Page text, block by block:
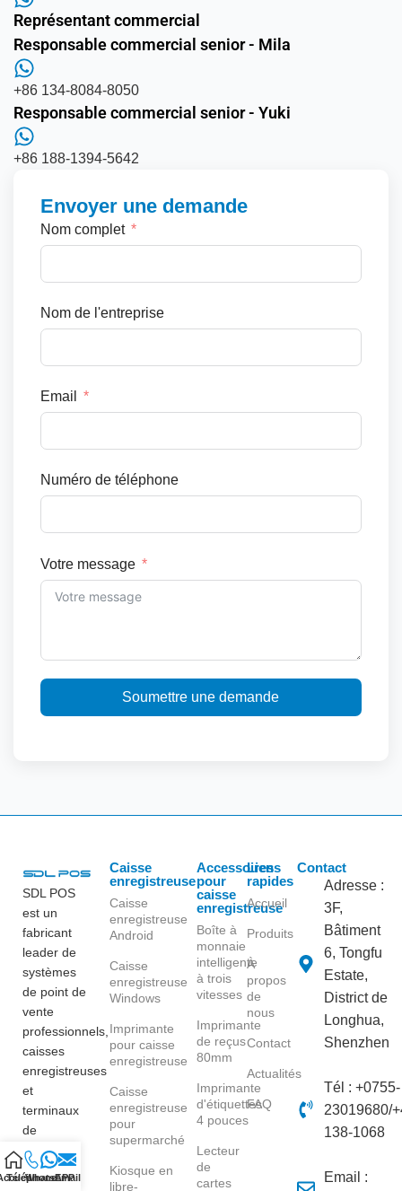
Représentant commercial
Responsable commercial senior - Mila
+86 134-8084-8050
Responsable commercial senior - Yuki
+86 188-1394-5642
Envoyer une demande
Nom complet
Nom de l'entreprise
Email
Numéro de téléphone
Votre message
Soumettre une demande
SDL POS
est un
fabricant
leader de
systèmes
de point de
vente
professionnels,
caisses
enregistreuses
et
terminaux
de
paiement.
Avec plus
Caisse
enregistreuse
Caisse
enregistreuse
Android
Caisse
enregistreuse
Windows
Imprimante
pour caisse
enregistreuse
Caisse
enregistreuse
pour
supermarché
Kiosque en
libre-
Accessoires
pour
caisse
enregistreuse
Boîte à
monnaie
intelligente
à trois
vitesses
Imprimante
de reçus
80mm
Imprimante
d'étiquettes
4 pouces
Lecteur
de
cartes
Liens
rapides
Accueil
Produits
À
propos
de
nous
Contact
Actualités
FAQ
Contact
Adresse :
3F,
Bâtiment
6, Tongfu
Estate,
District de
Longhua,
Shenzhen
Tél : +0755-
23019680/
138-1068
Email :
Téléphone
WhatsAPP
Email